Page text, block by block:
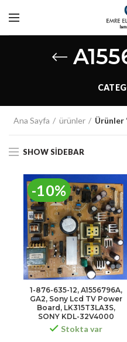
Ana Sayfa ürünler Ürünler
SHOW SIDEBAR
-10%
1-876-635-12, A1556796A,
GA2, Sony Lcd TV Power
Board, LK315T3LA3S,
SONY KDL-32V4000
Stokta var